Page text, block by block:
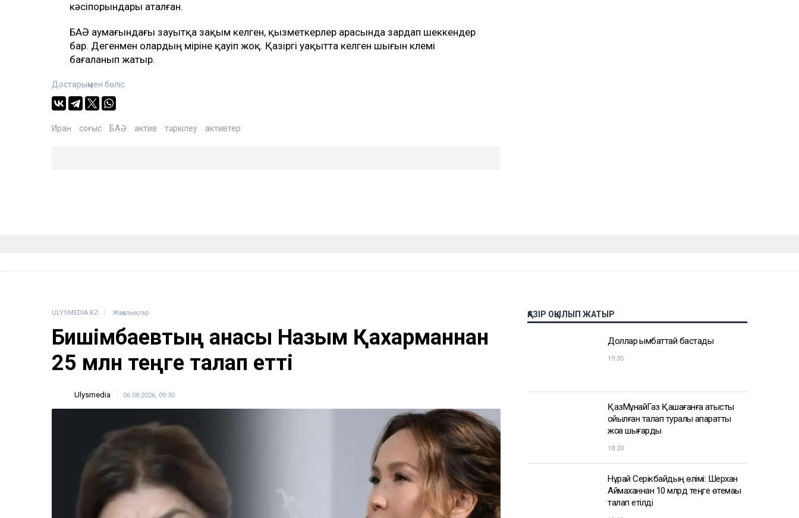
кәсіпорындары аталған.
БАӘ аумағындағы зауытқа зақым келген, қызметкерлер арасында зардап шеккендер
бар. Дегенмен олардың өміріне қауіп жоқ. Қазіргі уақытта келген шығын көлемі
бағаланып жатыр.
Достарыңмен бөліс
Иран соғыс БАӘ актив тәркілеу активтер
Жаңалықтар ҚАЗІР ОҚЫЛЫП ЖАТЫР